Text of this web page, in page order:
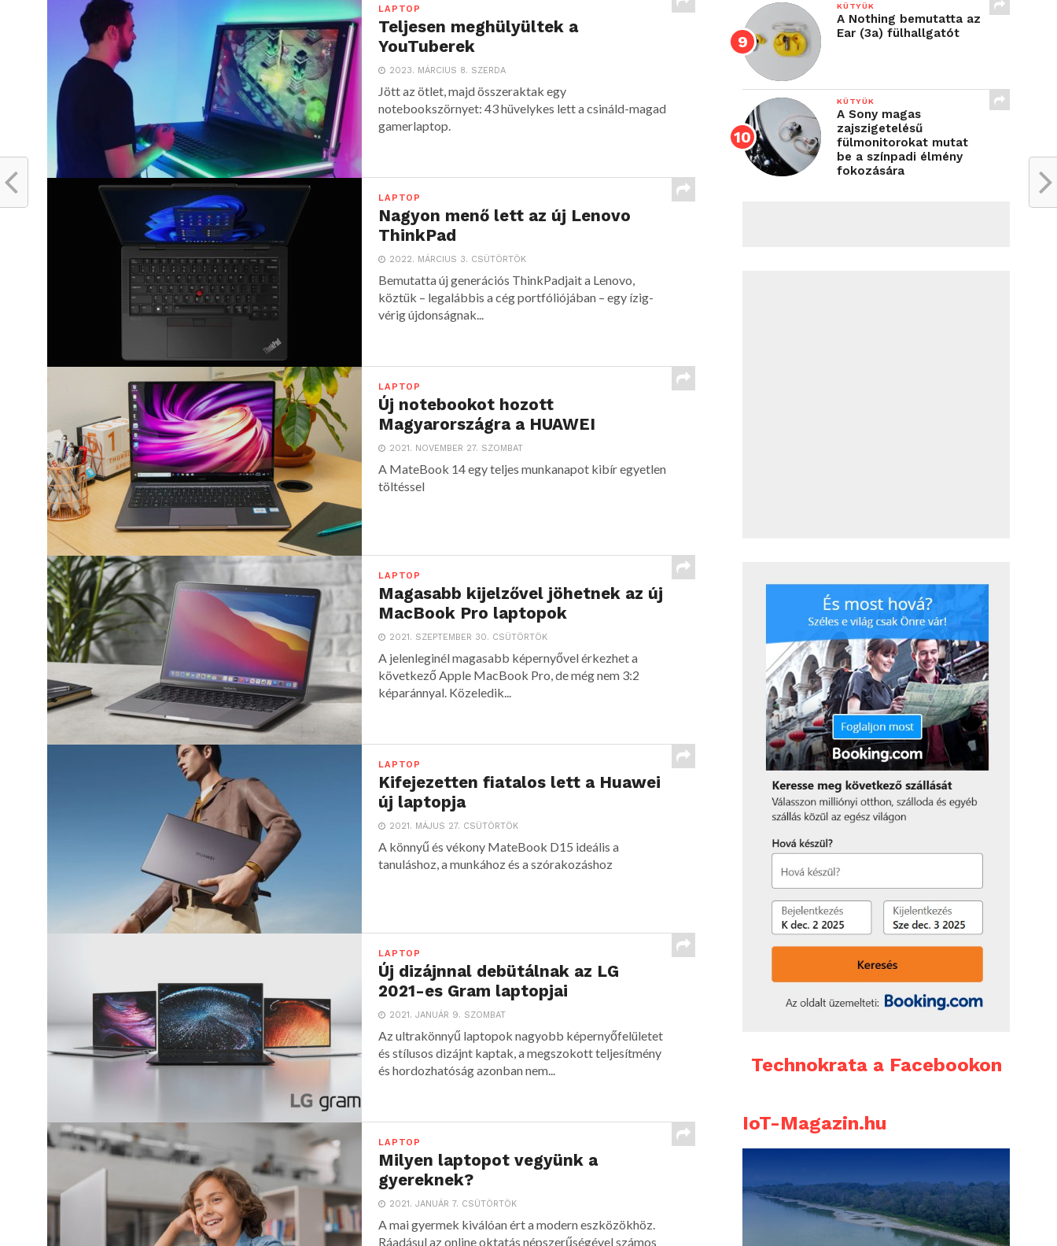
LAPTOP
Teljesen meghülyültek a
YouTuberek
2023. MÁRCIUS 8. SZERDA
Jött az ötlet, majd összeraktak egy
notebookszörnyet: 43 hüvelykes lett a csináld-magad
gamerlaptop.
LAPTOP
Nagyon menő lett az új Lenovo
ThinkPad
2022. MÁRCIUS 3. CSÜTÖRTÖK
Bemutatta új generációs ThinkPadjait a Lenovo,
köztük – legalábbis a cég portfóliójában – egy ízig-
vérig újdonságnak...
LAPTOP
Új notebookot hozott
Magyarországra a HUAWEI
2021. NOVEMBER 27. SZOMBAT
A MateBook 14 egy teljes munkanapot kibír egyetlen
töltéssel
LAPTOP
Magasabb kijelzővel jöhetnek az új
MacBook Pro laptopok
2021. SZEPTEMBER 30. CSÜTÖRTÖK
A jelenleginél magasabb képernyővel érkezhet a
következő Apple MacBook Pro, de még nem 3:2
képaránnyal. Közeledik...
LAPTOP
Kifejezetten fiatalos lett a Huawei
új laptopja
2021. MÁJUS 27. CSÜTÖRTÖK
A könnyű és vékony MateBook D15 ideális a
tanuláshoz, a munkához és a szórakozáshoz
LAPTOP
Új dizájnnal debütálnak az LG
2021-es Gram laptopjai
2021. JANUÁR 9. SZOMBAT
Az ultrakönnyű laptopok nagyobb képernyőfelületet
és stílusos dizájnt kaptak, a megszokott teljesítmény
és hordozhatóság azonban nem...
LAPTOP
Milyen laptopot vegyünk a
gyereknek?
2021. JANUÁR 7. CSÜTÖRTÖK
A mai gyermek kiválóan ért a modern eszközökhöz.
Ráadásul az online oktatás népszerűségével számos
KÜTYÜK
A Nothing bemutatta az
Ear (3a) fülhallgatót
KÜTYÜK
A Sony magas
zajszigetelésű
fülmonitorokat mutat
be a színpadi élmény
fokozására
Technokrata a Facebookon
IoT-Magazin.hu